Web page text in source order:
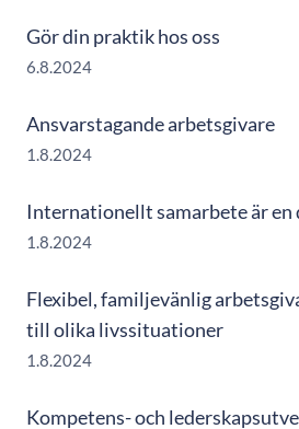
Gör din praktik hos oss
6.8.2024
Ansvarstagande arbetsgivare
1.8.2024
Internationellt samarbete är en
1.8.2024
Flexibel, familjevänlig
till olika livssituationer
1.8.2024
Kompetens- och